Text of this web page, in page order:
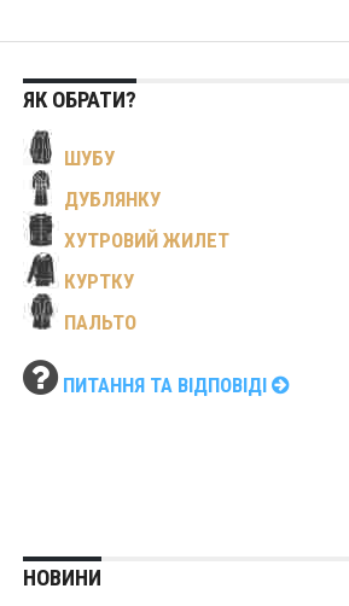
ЯК ОБРАТИ?
ШУБУ
ДУБЛЯНКУ
ХУТРОВИЙ ЖИЛЕТ
КУРТКУ
ПАЛЬТО
ПИТАННЯ ТА ВІДПОВІДІ
НОВИНИ